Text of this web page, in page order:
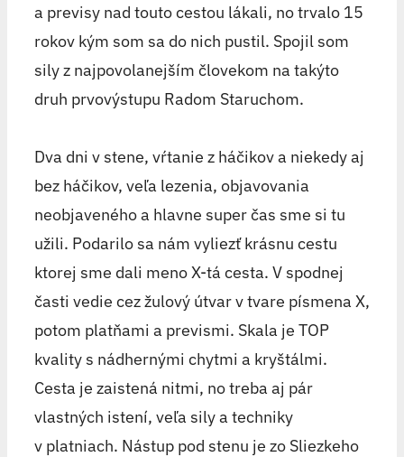
a previsy nad touto cestou lákali, no trvalo 15
rokov kým som sa do nich pustil. Spojil som
sily z najpovolanejším človekom na takýto
druh prvovýstupu Radom Staruchom.
Dva dni v stene, vŕtanie z háčikov a niekedy aj
bez háčikov, veľa lezenia, objavovania
neobjaveného a hlavne super čas sme si tu
užili. Podarilo sa nám vyliezť krásnu cestu
ktorej sme dali meno X-tá cesta. V spodnej
časti vedie cez žulový útvar v tvare písmena X,
potom platňami a prevismi. Skala je TOP
kvality s nádhernými chytmi a kryštálmi.
Cesta je zaistená nitmi, no treba aj pár
vlastných istení, veľa sily a techniky
v platniach. Nástup pod stenu je zo Sliezkeho